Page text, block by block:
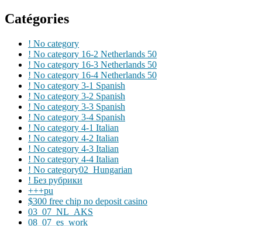
Catégories
! No category
! No category 16-2 Netherlands 50
! No category 16-3 Netherlands 50
! No category 16-4 Netherlands 50
! No category 3-1 Spanish
! No category 3-2 Spanish
! No category 3-3 Spanish
! No category 3-4 Spanish
! No category 4-1 Italian
! No category 4-2 Italian
! No category 4-3 Italian
! No category 4-4 Italian
! No category02_Hungarian
! Без рубрики
+++pu
$300 free chip no deposit casino
03_07_NL_AKS
08_07_es_work